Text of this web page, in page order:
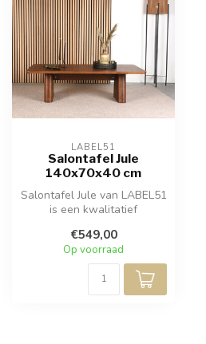
LABEL51
Salontafel Jule
140x70x40 cm
Salontafel Jule van LABEL51
is een kwalitatief
vervaardigd va...
€549,00
Op voorraad